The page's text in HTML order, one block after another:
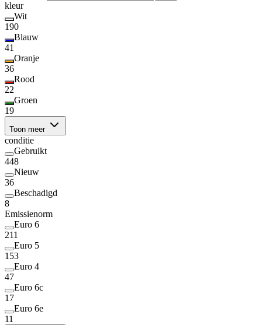
kleur
Wit
190
Blauw
41
Oranje
36
Rood
22
Groen
19
Toon meer
conditie
Gebruikt
448
Nieuw
36
Beschadigd
8
Emissienorm
Euro 6
211
Euro 5
153
Euro 4
47
Euro 6c
17
Euro 6e
11